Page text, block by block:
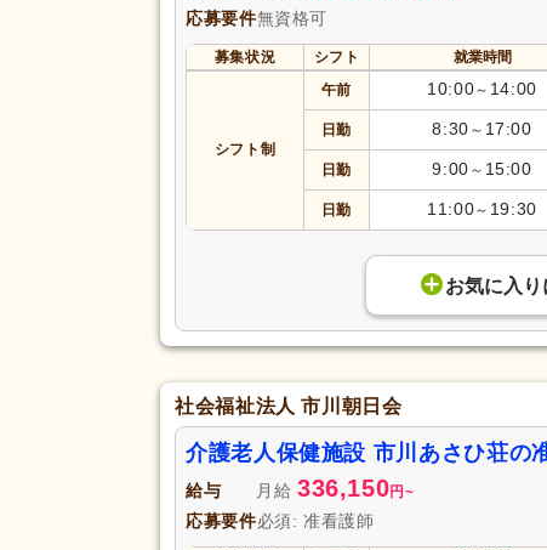
応募要件無資格可
募集状況 シフト 就業時間
シフト制
午前 10:00～ 14:00
日勤 8:30 ～ 17:00
日勤 9:00 ～ 15:00
日勤 11:00～ 19:30
お気に入り
社会福祉法人 市川朝日会
介護老人保健施設 市川あさひ荘の
給与 月給 336,150円~
応募要件必須: 准看護師